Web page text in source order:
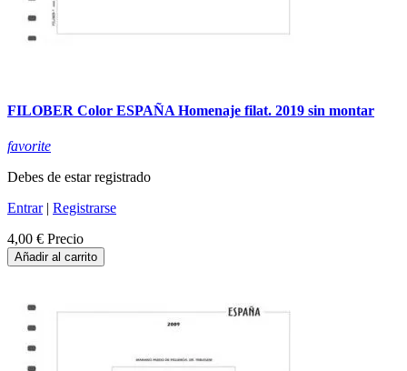
FILOBER Color ESPAÑA Homenaje filat. 2019 sin montar
favorite
Debes de estar registrado
Entrar| Registrarse
4,00 € Precio
Añadir al carrito